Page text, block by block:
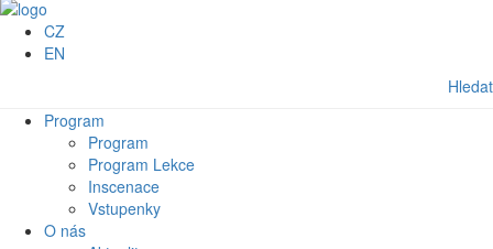
CZ
EN
Hledat
Program
Program
Program Lekce
Inscenace
Vstupenky
O nás